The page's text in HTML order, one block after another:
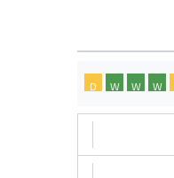
W
W
W
D